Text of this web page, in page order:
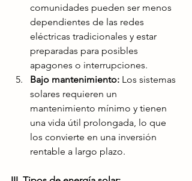
comunidades pueden ser menos
dependientes de las redes
eléctricas tradicionales y estar
preparadas para posibles
apagones o interrupciones.
Bajo mantenimiento: Los sistemas
solares requieren un
mantenimiento mínimo y tienen
una vida útil prolongada, lo que
los convierte en una inversión
rentable a largo plazo.